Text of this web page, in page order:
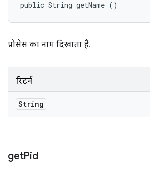
public String getName ()
प्रोसेस का नाम दिखाता है.
रिटर्न
String
getPid